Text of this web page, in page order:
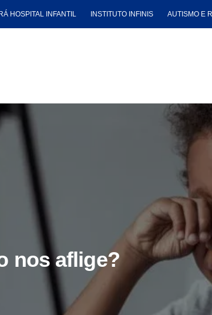
HOSPITAL INFANTIL INSTITUTO INFINIS AUTISMO E
nos aflige?